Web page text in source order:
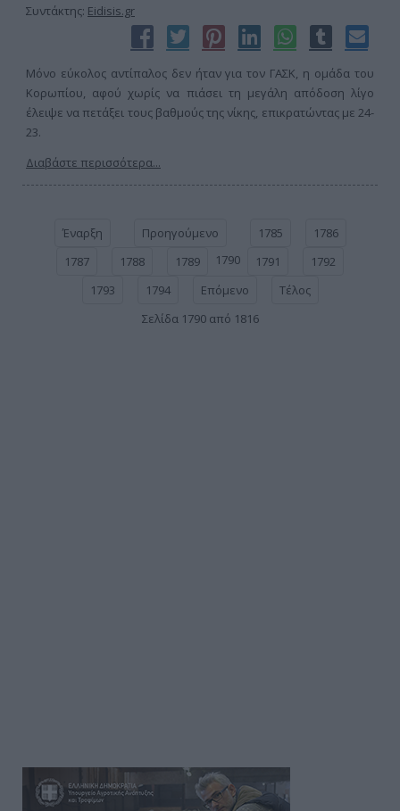
Συντάκτης: Eidisis.gr
Μόνο εύκολος αντίπαλος δεν ήταν για τον ΓΑΣΚ, η ομάδα του
Κορωπίου, αφού χωρίς να πιάσει τη μεγάλη απόδοση λίγο
έλειψε να πετάξει τους βαθμούς της νίκης, επικρατώντας με 24-
23.
Διαβάστε περισσότερα...
Έναρξη Προηγούμενο 1785
1786
1787
1788 1789 1790 1791
1792
1793
1794 Επόμενο
Τέλος
Σελίδα 1790 από 1816